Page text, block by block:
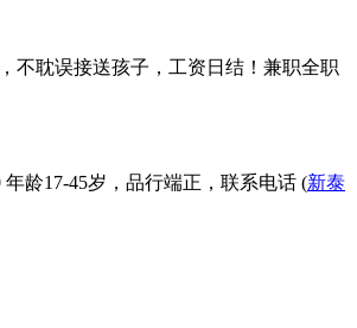
不耽误接送孩子，工资日结！兼职全职
龄17-45岁，品行端正，联系电话 (新泰